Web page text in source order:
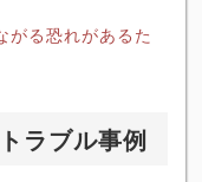
がる恐れがあるた
ラブル事例